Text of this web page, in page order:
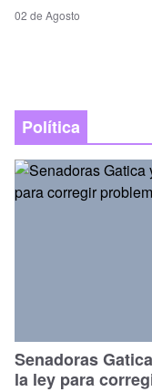
02 de Agosto
Política
Senadoras
la ley para